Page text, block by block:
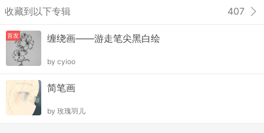
收藏到以下专辑 407
首发 缠绕画――游走笔尖黑白绘
by cyioo
简笔画
by 玫瑰羽儿